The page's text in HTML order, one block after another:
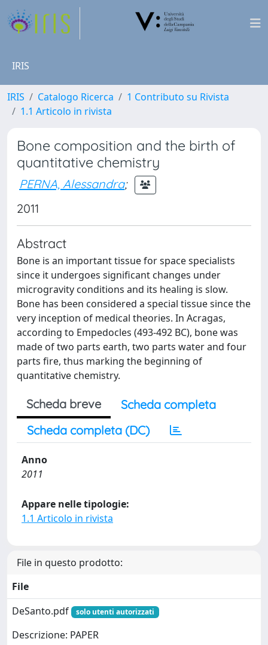
IRIS
IRIS Catalogo Ricerca
1 Contributo su Rivista
1.1 Articolo in rivista
Bone composition and the birth of
quantitative chemistry
PERNA, Alessandra;
2011
Abstract
Bone is an important tissue for space specialists
since it undergoes significant changes under
microgravity conditions and its healing is slow.
Bone has been considered a special tissue since the
very inception of medical theories. In Acragas,
according to Empedocles (493-492 BC), bone was
made of two parts earth, two parts water and four
parts fire, thus marking the beginning of
quantitative chemistry.
Scheda breve
Scheda completa
Scheda completa (DC)
Anno
2011
Appare nelle tipologie:
1.1 Articolo in rivista
File in questo prodotto:
File
DeSanto.pdf
solo utenti autorizzati
Descrizione: PAPER